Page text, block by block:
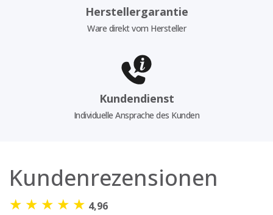
Herstellergarantie
Ware direkt vom Hersteller
Kundendienst
Individuelle Ansprache des Kunden
Kundenrezensionen
★ ★ ★ ★ ★ 4,96